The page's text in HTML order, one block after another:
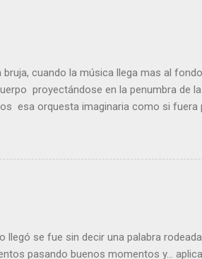
bruja, cuando la música llega mas al
proyectándose en la penumbra de
esa orquesta imaginaria como si fuera
los brazos con la melodia como
de la vida, esa sensación se fue
La melodía ha terminado. Subes a tu
nada, Solo silencio, soledad impuesta O
de pensar viviendo ...
llegó se fue sin decir una palabra
pasando buenos momentos y…